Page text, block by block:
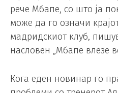
рече Мбапе, со што ја
може да го означи
мадридскиот клуб,
насловен „Мбапе влезе
Кога еден новинар го